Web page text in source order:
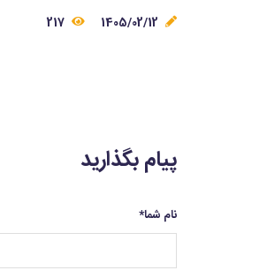
پیام بگذارید
نام شما*